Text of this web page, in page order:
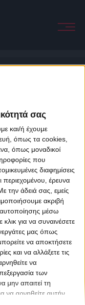
σας
και/ή έχουμε
όπως τα cookies,
όπως μοναδικοί
που
διαφημίσεις
περιεχομένου, έρευνα
την άδειά σας, εμείς
ακριβή
μέσω
για να συναινέσετε
μας όπως
να αποκτήσετε
και να αλλάξετε τις
να
των
μην απαιτεί τη
να αρνηθείτε αυτήν
Privacy Policy
&Fotis Alexandrou